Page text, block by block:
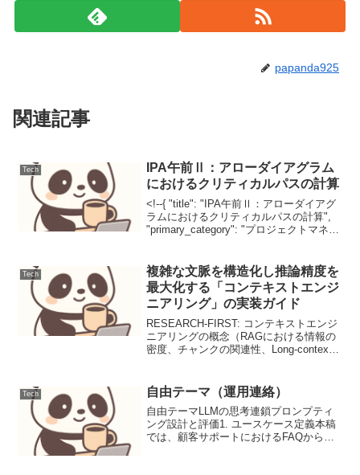
papanda925
関連記事
Tech
IPA午前Ⅱ：アローダイアグラム
におけるクリティカルパスの計算
<!--{ "title": "IPA午前Ⅱ：アローダイアグ
ラムにおけるクリティカルパスの計算",
"primary_category": "プロジェクトマネジ
Tech
複雑な文脈を構造化し推論精度を
最大化する「コンテキストエンジ
ニアリング」の実装ガイド
RESEARCH-FIRST: コンテキストエンジ
ニアリングの概念（RAGにおける情報の
密度、チャンクの関連性、Long-context
GPT-4oの...
Tech 自由テーマ（運用連絡）
自由テーマLLMの思考連鎖プロンプティ
ング設計と評価1. ユースケース定義本稿
では、顧客サポートにおけるFAQからの